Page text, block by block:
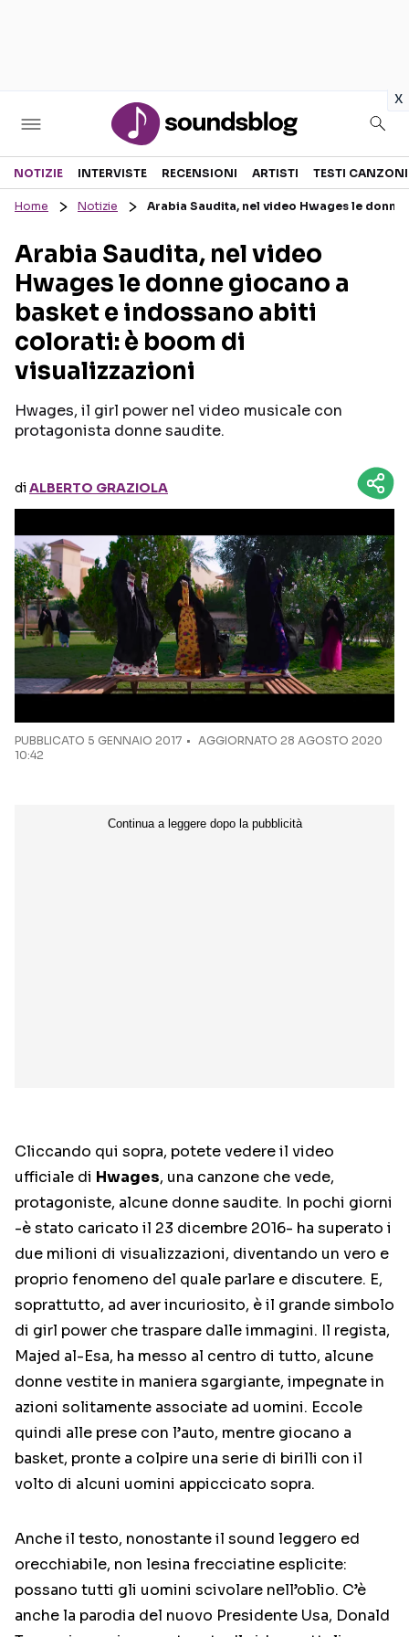
x
Sezioni
RECENSIONI MUSICALI
INTERVISTE
GOSSIP E CURIOSITÀ
TESTI CANZONI
TOUR ED EVENTI
TALENT SHOW
NOTIZIE INTERVISTE RECENSIONI ARTISTI TESTI CANZONI
Home Notizie Arabia Saudita, nel video Hwages le
Arabia Saudita, nel video
Hwages le donne giocano a
basket e indossano abiti
colorati: è boom di
visualizzazioni
Hwages, il girl power nel video musicale con
protagonista donne saudite.
diALBERTO GRAZIOLA
PUBBLICATO 5 GENNAIO 2017
AGGIORNATO 28 AGOSTO 2020
10:42
Cliccando qui sopra, potete vedere il video
ufficiale di Hwages, una canzone che vede,
protagoniste, alcune donne saudite. In pochi giorni
-è stato caricato il 23 dicembre 2016- ha superato i
due milioni di visualizzazioni, diventando un vero e
proprio fenomeno del quale parlare e discutere. E,
soprattutto, ad aver incuriosito, è il grande simbolo
di girl power che traspare dalle immagini. Il regista,
Majed al-Esa, ha messo al centro di tutto, alcune
donne vestite in maniera sgargiante, impegnate in
azioni solitamente associate ad uomini. Eccole
quindi alle prese con l’auto, mentre giocano a
basket, pronte a colpire una serie di birilli con il
volto di alcuni uomini appiccicato sopra.
Anche il testo, nonostante il sound leggero ed
orecchiabile, non lesina frecciatine esplicite:
possano tutti gli uomini scivolare nell’oblio. C’è
anche la parodia del nuovo Presidente Usa, Donald